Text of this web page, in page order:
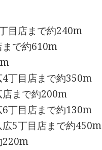
目店まで約240m
まで約610m
丁目店まで約350m
店まで約200m
丁目店まで約130m
5丁目店まで約450m
220m